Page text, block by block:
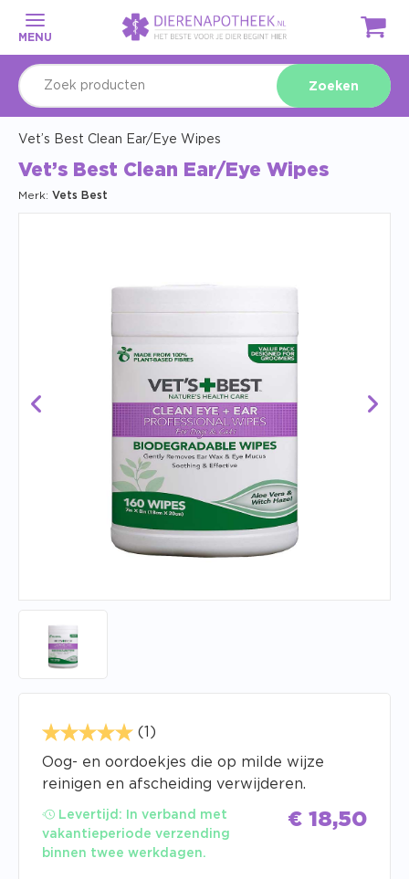
MENU
Zoeken
Vet’s Best Clean Ear/Eye Wipes
Vet’s Best Clean Ear/Eye Wipes
Merk: Vets Best
(1)
Oog- en oordoekjes die op milde wijze
reinigen en afscheiding verwijderen.
€ 18,50
Levertijd:
In verband met
vakantieperiode verzending
binnen twee werkdagen.